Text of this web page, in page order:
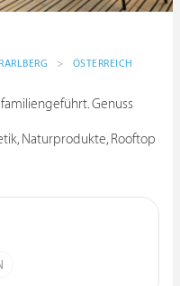
> ÖSTERREICH
Genuss
Naturprodukte, Rooftop